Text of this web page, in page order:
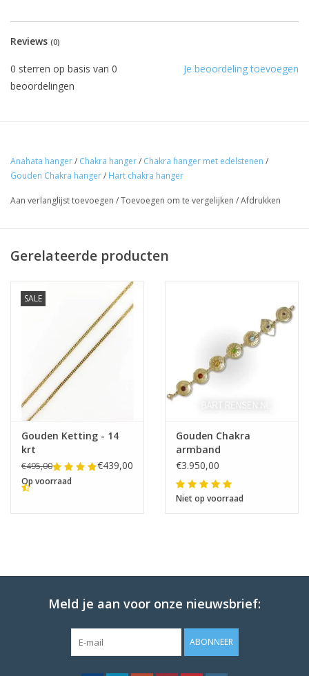
Reviews (0)
Je beoordeling toevoegen
0 sterren op basis van 0
beoordelingen
Anahata hanger/ Chakra hanger/ Chakra hanger met edelstenen /
Gouden Chakra hanger/ Hart chakra hanger
Aan verlanglijst toevoegen /Toevoegen om te vergelijken /Afdrukken
Gerelateerde producten
SALE
Gouden Ketting - 14
krt
€495,00 €439,00
Op voorraad
Gouden Chakra
armband
€3.950,00
Niet op voorraad
Meld je aan voor onze nieuwsbrief:
ABONNEER